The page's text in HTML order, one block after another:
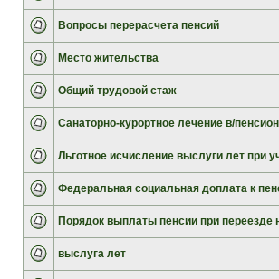
Вопросы перерасчета пенсий
Место жительства
Общий трудовой стаж
Санаторно-курортное лечение в/
Льготное исчисление выслуги лет при
Федеральная социальная доплата к
Порядок выплаты пенсии при
выслуга лет